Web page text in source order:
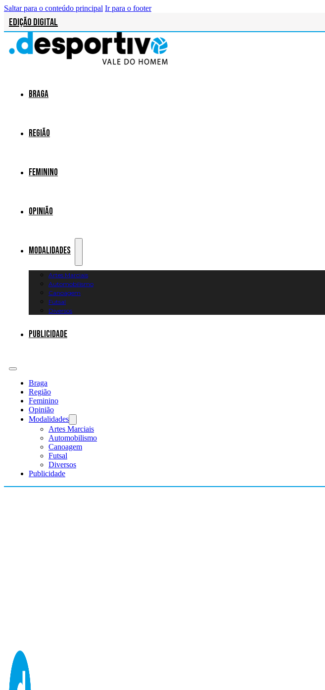
Saltar para o conteúdo principal Ir para o footer
Edição Digital
Braga
Região
Feminino
Opinião
Modalidades
Artes Marciais
Automobilismo
Canoagem
Futsal
Diversos
Publicidade
Braga
Região
Feminino
Opinião
Modalidades
Artes Marciais
Automobilismo
Canoagem
Futsal
Diversos
Publicidade